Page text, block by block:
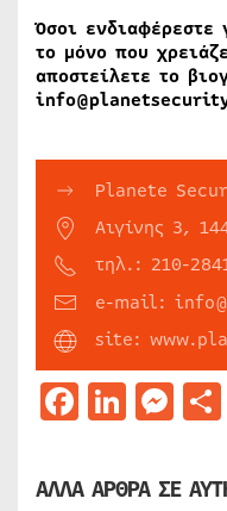
Όσοι ενδιαφέρεστε
το μόνο που
αποστείλετε το
Planete
Αιγίνης 3,
τηλ.: 210-
e-mail:
site:
Facebook
ΑΛΛΑ ΑΡΘΡΑ ΣΕ